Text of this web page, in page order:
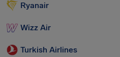
Ryanair
Wizz Air
Turkish Airlines